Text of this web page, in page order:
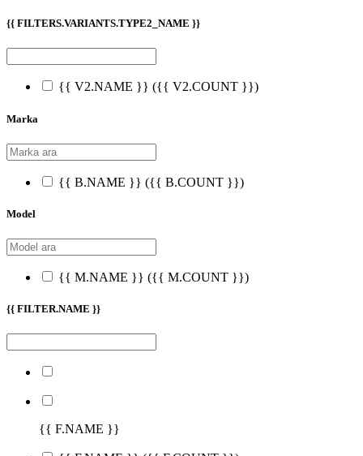
{{ FILTERS.VARIANTS.TYPE2_NAME }}
{{ V2.NAME }} ({{ V2.COUNT }})
Marka
{{ B.NAME }} ({{ B.COUNT }})
Model
{{ M.NAME }} ({{ M.COUNT }})
{{ FILTER.NAME }}
{{ F.NAME }}